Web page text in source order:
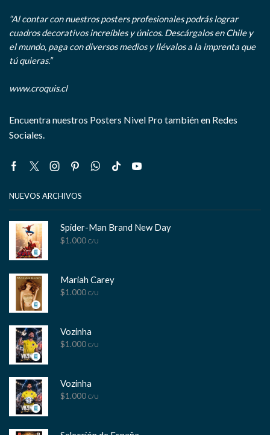
“Al contar con nuestros posters profesionales podrás lograr
cuadros decorativos increíbles y únicos. Descárgalos en Chile y
el mundo, paga con diversos medios y llévalos a la imprenta que
tú quieras.”
www.croquis.cl
Encuentra nuestros Posters Nivel Pro también en Redes
Sociales.
Facebook
TwitterInstagram
PinterestWhatsapp
Tik- Youtube
NUEVOS ARCHIVOS
Spider-Man Brand New Day
$1.000 C/U
Mariah Carey
$1.000 C/U
Vozinha
$1.000 C/U
Vozinha
$1.000 C/U